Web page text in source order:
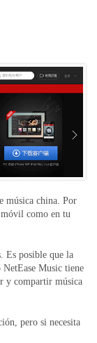
música china. Por
móvil como en tu
Es posible que la
NetEase Music tiene
y compartir música
pero si necesita